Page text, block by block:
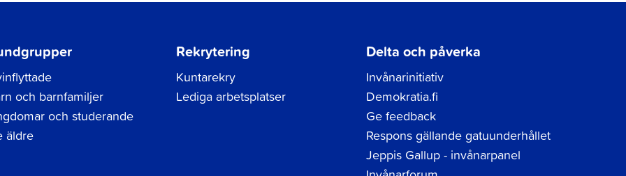
och barnfamiljer
och studerande
äldre
Rekrytering
Kuntarekry
Lediga arbetsplatser
Delta och påverka
Invånarinitiativ
Demokratia.fi
Ge feedback
Respons gällande gatuunderhållet
Jeppis Gallup - invånarpanel